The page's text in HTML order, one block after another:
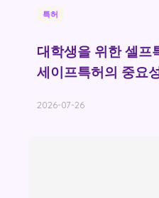
특허
대학생을 위한 셀프
세이프특허의 중요
2026-07-26